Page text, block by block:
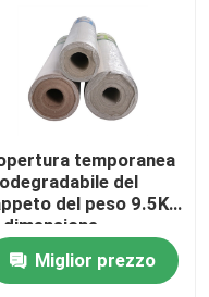
temporanea
del
del peso 9.5KG
dimensione
Miglior prezzo